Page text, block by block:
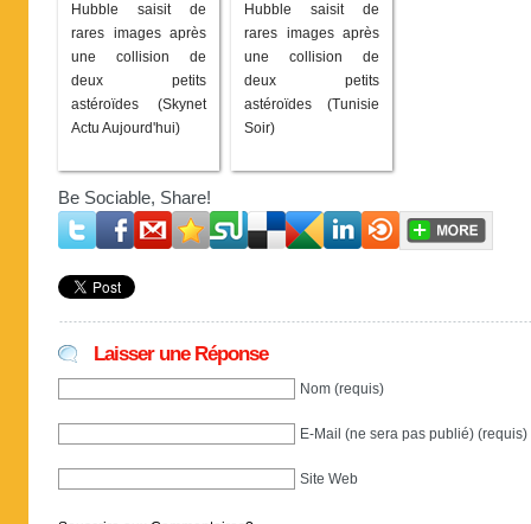
Hubble saisit de
rares images après
une collision de
deux petits
astéroïdes (Skynet
Actu Aujourd'hui)
Hubble saisit de
rares images après
une collision de
deux petits
astéroïdes (Tunisie
Soir)
Be Sociable, Share!
Laisser une Réponse
Nom (requis)
E-Mail (ne sera pas publié) (requis)
Site Web